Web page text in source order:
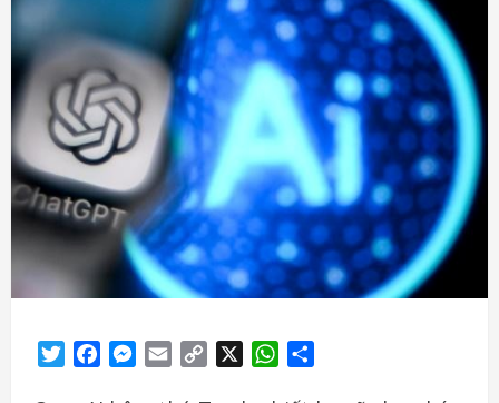
TwitterFacebookMessenger
Email
Copy
WhatsApp